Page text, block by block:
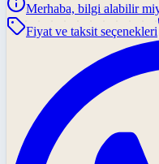
Merhaba, bilgi alabilir
Fiyat ve taksit seçenekleri